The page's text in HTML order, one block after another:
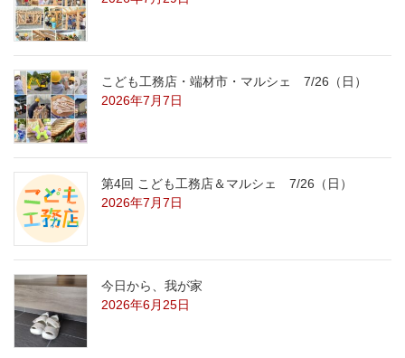
こども工務店・端材市・マルシェ 7/26（日）
2026年7月7日
第4回 こども工務店＆マルシェ 7/26（日）
2026年7月7日
今日から、我が家
2026年6月25日